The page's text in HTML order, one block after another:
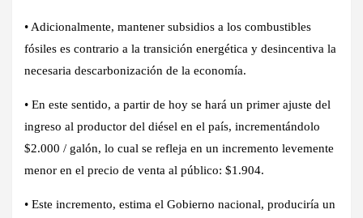
• Adicionalmente, mantener subsidios a los combustibles
fósiles es contrario a la transición energética y desincentiva la
necesaria descarbonización de la economía.
• En este sentido, a partir de hoy se hará un primer ajuste del
ingreso al productor del diésel en el país, incrementándolo
$2.000 / galón, lo cual se refleja en un incremento levemente
menor en el precio de venta al público: $1.904.
• Este incremento, estima el Gobierno nacional, produciría un